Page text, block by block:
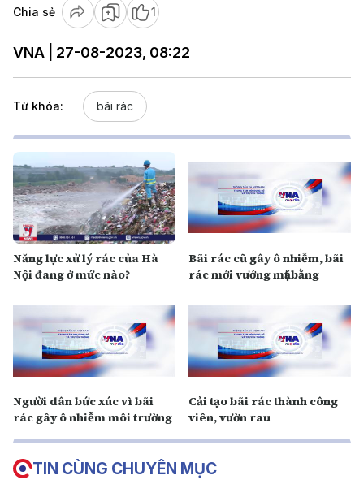
Chia sẻ 1
VNA | 27-08-2023, 08:22
Từ khóa: bãi rác
Năng lực xử lý rác của Hà
Nội đang ở mức nào?
Bãi rác cũ gây ô nhiễm, bãi
rác mới vướng mặt bằng
Người dân bức xúc vì bãi
rác gây ô nhiễm môi trường
Cải tạo bãi rác thành công
viên, vườn rau
TIN CÙNG CHUYÊN MỤC